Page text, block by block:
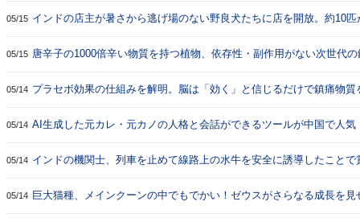
05/15 インドの店主が暑さから逃げ場のない野良犬たちに店を開放。約10
05/15 唐辛子の1000倍辛い物質を持つ植物、依存性・副作用がない次世代
05/14 プラセボ効果の仕組みを解明。脳は「効く」と信じるだけで鎮痛物質
05/14 AI生成した元カレ・元カノの人格と会話ができるツールが中国で人気
05/14 インドの機関士、列車を止めて線路上の水牛を安全に誘導したことで
05/14 巨大猫種、メインクーンの中でもでかい！ゼウスがさらなる成長を見